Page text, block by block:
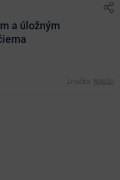
a úložným
Značka: NABBI